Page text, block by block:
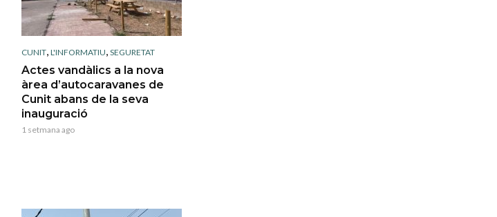
CUNIT, L'INFORMATIU, SEGURETAT
Actes vandàlics a la nova
àrea d’autocaravanes de
Cunit abans de la seva
inauguració
1 setmana ago